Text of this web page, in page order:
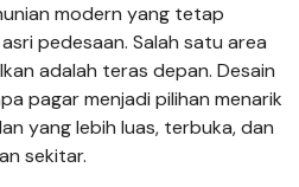
modern yang tetap
pedesaan. Salah satu area
adalah teras depan. Desain
pagar menjadi pilihan menarik
yang lebih luas, terbuka, dan
sekitar.